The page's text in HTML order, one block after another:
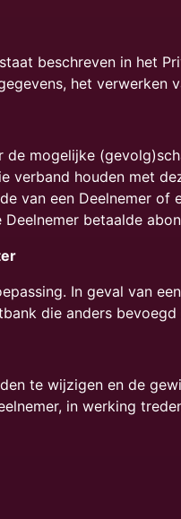
beschreven in het
het
mogelijke
verband houden met
van een Deelnemer
betaalde
In geval van
die anders
te wijzigen en de
in werking